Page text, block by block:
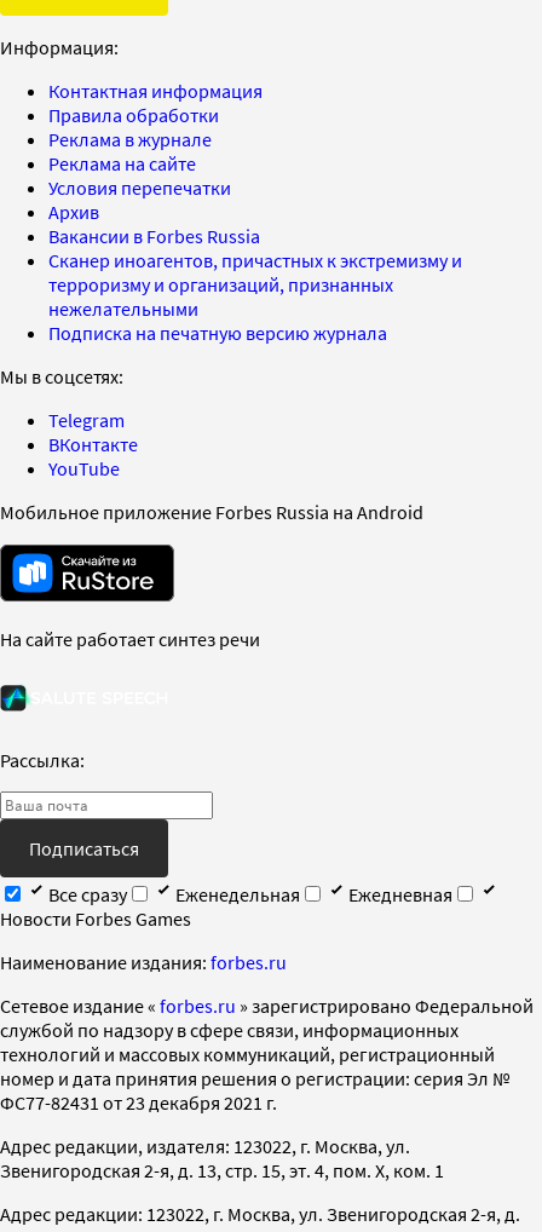
Информация:
Контактная информация
Правила обработки
Реклама в журнале
Реклама на сайте
Условия перепечатки
Архив
Вакансии в Forbes Russia
Сканер иноагентов, причастных к экстремизму и
терроризму и организаций, признанных
нежелательными
Подписка на печатную версию журнала
Мы в соцсетях:
Telegram
ВКонтакте
YouTube
Мобильное приложение Forbes Russia на Android
На сайте работает синтез речи
Рассылка:
Подписаться
Все сразу
Еженедельная
Ежедневная
Новости Forbes Games
Наименование издания: forbes.ru
Cетевое издание « forbes.ru » зарегистрировано Федеральной
службой по надзору в сфере связи, информационных
технологий и массовых коммуникаций, регистрационный
номер и дата принятия решения о регистрации: серия Эл №
ФС77-82431 от 23 декабря 2021 г.
Адрес редакции, издателя: 123022, г. Москва, ул.
Звенигородская 2-я, д. 13, стр. 15, эт. 4, пом. X, ком. 1
Адрес редакции: 123022, г. Москва, ул. Звенигородская 2-я, д.